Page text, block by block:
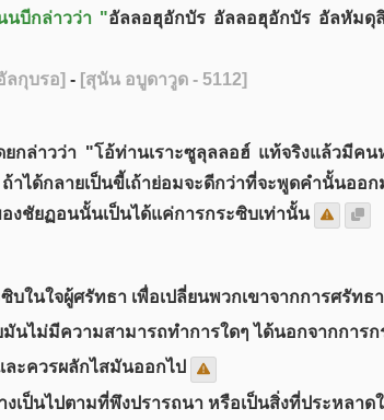
นบีกล่าวว่า "อัลลอฮุอักบัร อัลลอฮุอักบัร อัลหัมดุ
ลกุบรอ] - [สุนัน อบูดาวูด - 5112]
าวว่า "โอ้ท่านเราะซูลุลลอฮ์ แท้จริงแล้วมีคนห
าได้กลายเป็นขี้เถ้าย่อมจะดีกว่าที่จะพูดคำนั้น
งชัยฏอนนั้นเป็นได้แค่การกระซิบเท่านั้น
ในใจผู้ศรัทธา เพื่อเปลี่ยนพวกเขาจากการศรัทธ
ไม่มีความสามารถทำการใดๆ ได้นอกจากการ
ะควรผลักไสมันออกไป
เป็นไปตามที่พึงปรารถนา หรือเป็นสิ่งที่ประหลา